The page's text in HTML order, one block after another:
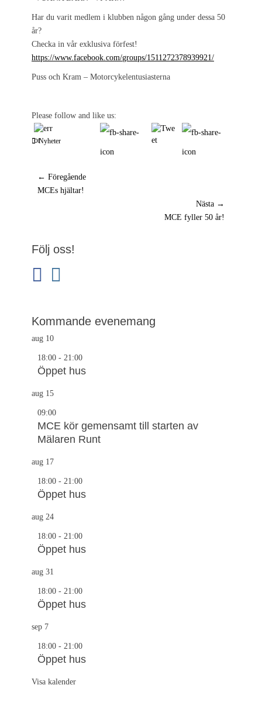
Har du varit medlem i klubben någon gång under dessa 50
år?
Checka in vår exklusiva förfest!
https://www.facebook.com/groups/1511272378939921/
Puss och Kram – Motorcykelentusiasterna
Please follow and like us:
Kategorier
Nyheter
Inläggsnavigering
← Föregående
Föregående
MCEs hjältar!
Nästa →
MCE fyller 50 år!
Följ oss!
facebook
Kommande evenemang
aug 10
18:00 - 21:00
Öppet hus
aug 15
09:00
MCE kör gemensamt till starten av
Mälaren Runt
aug 17
18:00 - 21:00
Öppet hus
aug 24
18:00 - 21:00
Öppet hus
aug 31
18:00 - 21:00
Öppet hus
sep 7
18:00 - 21:00
Öppet hus
Visa kalender